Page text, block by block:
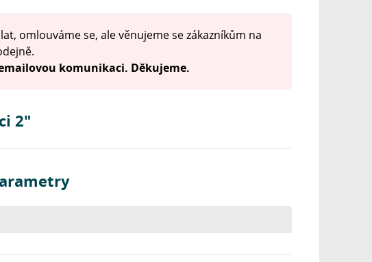
omlouváme se, ale věnujeme se zákazníkům na
komunikaci. Děkujeme.
2"